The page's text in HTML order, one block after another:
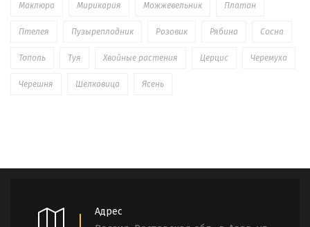
Маклюра Мирикария Можжевельник Платан
Птелея Пузыреплодник Розовик Рябина Сосна
Тополь Туя Хвойные растения Церцис Черемуха
Черешня Шелковица Ясень
Адрес